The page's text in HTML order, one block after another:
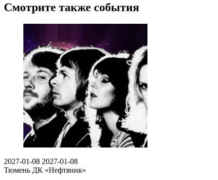
Смотрите также события
2027-01-08 2027-01-08
Тюмень ДК «Нефтяник»